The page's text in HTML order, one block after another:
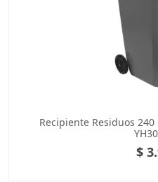
Recipiente Residuos 240
$